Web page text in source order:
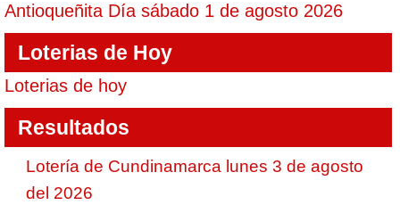
Antioqueñita Día sábado 1 de agosto 2026
Loterias de Hoy
Loterias de hoy
Resultados
Lotería de Cundinamarca lunes 3 de agosto
del 2026